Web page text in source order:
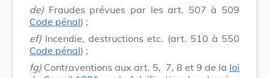
de) Fraudes prévues par les art. 507 à 509
Code pénal) ;
ef) Incendie, destructions etc. (art. 510 à 550
Code pénal) ;
fg) Contraventions aux art. 5, 7, 8 et 9 de la loi